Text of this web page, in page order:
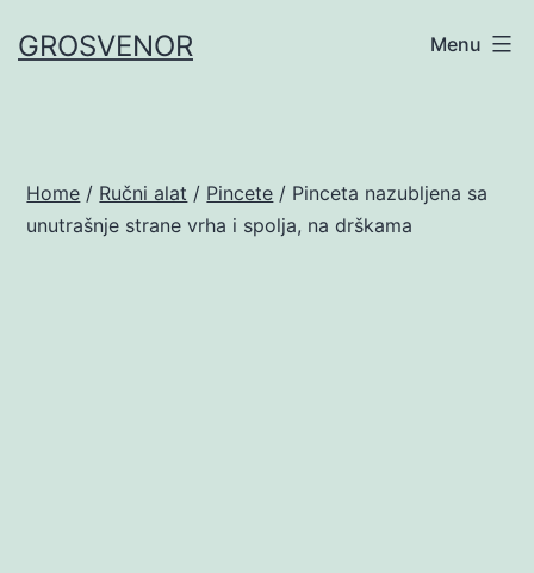
toGROSVENOR Menu
Home / Ručni alat / Pincete / Pinceta nazubljena sa
unutrašnje strane vrha i spolja, na drškama